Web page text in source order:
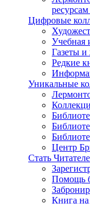
Цифровые
Учебная
Газеты
Редкие
Уникальные
Центр
Стать
Помощь
Книга